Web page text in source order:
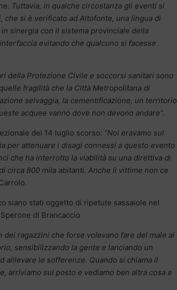
Tuttavia, in qualche circostanza gli eventi si
che si è verificato ad Altofonte, una lingua di
sinergia con il sistema provinciale della
evitando che qualcuno si facesse
della Protezione Civile e soccorsi sanitari sono
fragilità che la Città Metropolitana di
selvaggia, la cementificazione, un territorio
acquee vanno dove non devono andare”.
del 14 luglio scorso: “Noi eravamo sul
per attenuare i disagi connessi a questo evento
che ha interrotto la viabilità su una direttiva di
circa 800 mila abitanti. Anche lì vittime non ce
siano stati oggetto di ripetute sassaiole nel
di Brancaccio
ragazzini che forse volevano fare del male ai
sensibilizzando la gente e lanciando un
allievare le sofferenze. Quando si chiama il
arriviamo sul posto e vediamo ben altra cosa e